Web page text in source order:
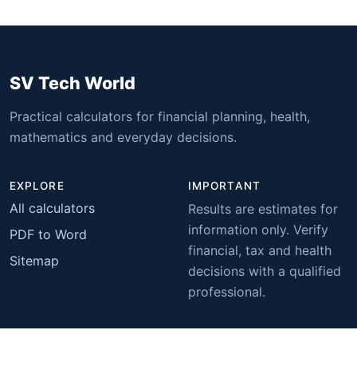
SV Tech World
Practical calculators for financial planning, health,
mathematics and everyday decisions.
EXPLORE
All calculators
PDF to Word
Sitemap
IMPORTANT
Results are estimates for
information only. Verify
financial, tax and health
decisions with a qualified
professional.